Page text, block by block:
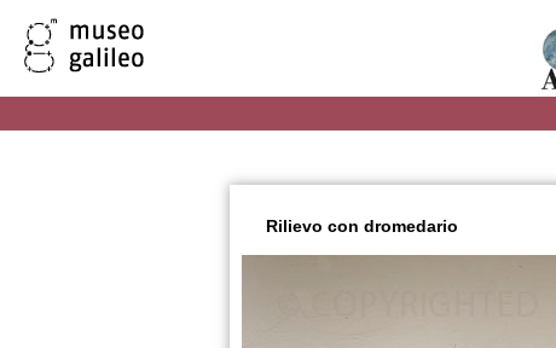
Rilievo con dromedario